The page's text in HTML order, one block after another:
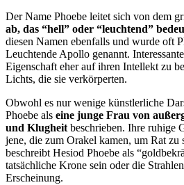
Der Name Phoebe leitet sich von dem
ab, das “hell” oder “leuchtend”
diesen Namen ebenfalls und wurde oft
Leuchtende Apollo genannt.
Eigenschaft eher auf ihren Intellekt zu
Lichts, die sie verkörperten.
Obwohl es nur wenige künstlerliche
Phoebe als eine junge Frau von
und Klugheitbeschrieben. Ihre ruhige
jene, die zum Orakel kamen, um Rat zu
beschreibt Hesiod Phoebe als
tatsächliche Krone sein oder die
Erscheinung.